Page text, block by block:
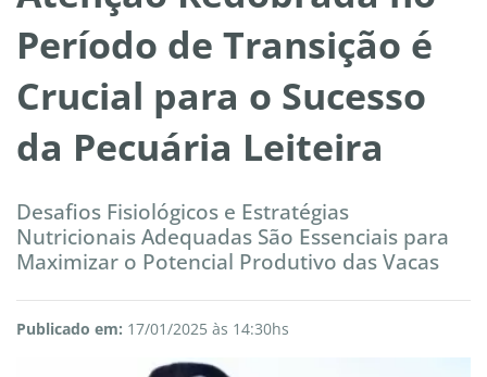
Período de Transição é
Crucial para o Sucesso
da Pecuária Leiteira
Desafios Fisiológicos e Estratégias
Nutricionais Adequadas São Essenciais para
Maximizar o Potencial Produtivo das Vacas
Publicado em: 17/01/2025 às 14:30hs